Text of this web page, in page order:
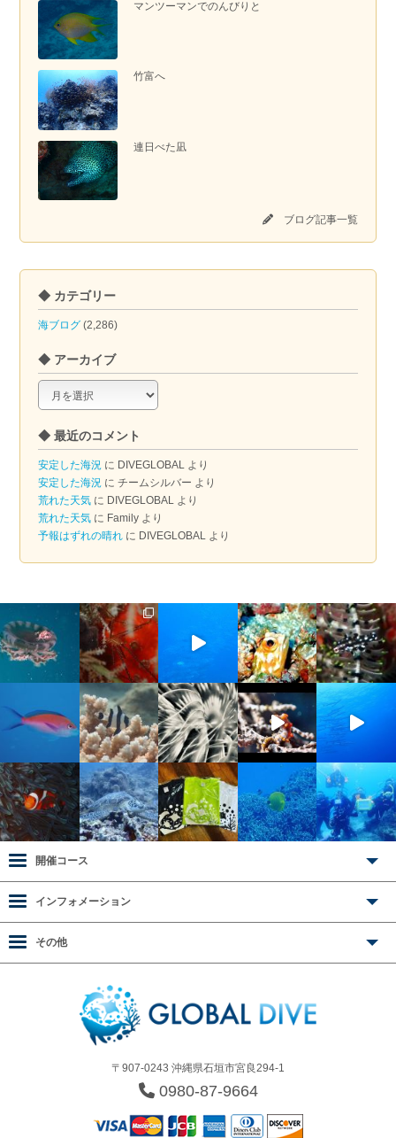
マンツーマンでのんびりと
竹富へ
連日べた凪
ブログ記事一覧
◆ カテゴリー
海ブログ (2,286)
◆ アーカイブ
ア
カ
イ
ブ
◆ 最近のコメント
安定した海況 に DIVEGLOBAL より
安定した海況 にチームシルバー より
荒れた天気 に DIVEGLOBAL より
荒れた天気 に Family より
予報はずれの晴れ に DIVEGLOBAL より
〒907-0243 沖縄県石垣市宮良294-1
0980-87-9664
開催コース
インフォメーション
その他